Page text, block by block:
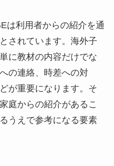
は利用者からの紹介を通
されています。海外子
に教材の内容だけでな
の連絡、時差への対
が重要になります。そ
庭からの紹介があるこ
うえで参考になる要素